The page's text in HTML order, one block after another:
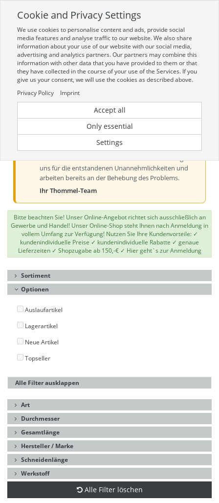
Zur mobilen Kompaktversion (Login erforderlich)
Toggle
navigation
Aktueller Hinweis zur Preis- und
Verfügbarkeitsanzeige
Liebe Kundinnen und Kunden, derzeit kann es bei der
Preis- und Verfügbarkeitsanzeige aus technischen
uns für die entstandenen Unannehmlichkeiten und
arbeiten bereits an der Behebung des Problems.
Ihr Thommel-Team
Bitte beachten Sie! Unser Online-Angebot richtet sich ausschließlich an
Gewerbe und Handel! Unser Online-Shop steht Ihnen nach Anmeldung in
vollem Umfang zur Verfügung! Nutzen Sie Ihre Kundenvorteile: ✓
kundenindividuelle Preise ✓ kundenindividuelle Rabatte ✓ genaue
Lieferzeiten ✓ Shopzugabe ab 150,-€ ✓ Hier geht`s zur Anmeldung
Sortiment
Optionen
Auslaufartikel
Lagerartikel
Neue Artikel
Topseller
Alle Filter ausklappen
Art
Durchmesser
Gesamtlänge
Hersteller / Marke
Schneidenlänge
Werkstoff
Alle Filter löschen
Cookie and Privacy Settings
We use cookies to personalise content and ads, provide social
media features and analyse traffic to our website. We also share
information about your use of our website with our social media,
advertising and analytics partners. Our partners may combine this
information with other data that you have provided to them or that
they have collected in the course of your use of the Services. If you
give us your consent, we will use the cookies as described above.
Privacy Policy
Imprint
Accept all
Only essential
Settings